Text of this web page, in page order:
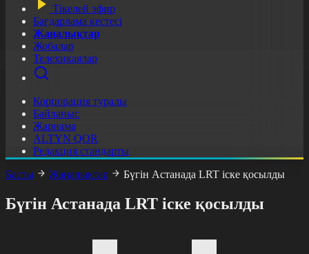
Тікелей эфир
Бағдарлама кестесі
Жаңалықтар
Жобалар
Телехикаялар
Корпорация туралы
Байланыс
Жарнама
ALTYN QOR
Редакция стандарты
Басты
Жаңалықтар Бүгін Астанада LRT іске қосылды
Бүгін Астанада LRT іске қосылды